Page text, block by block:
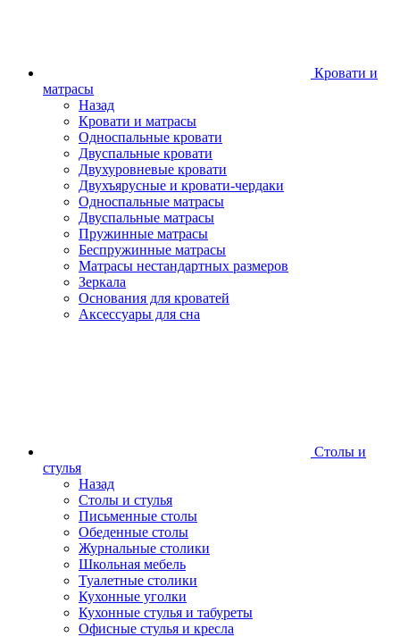
Кровати и
матрасы
Назад
Кровати и матрасы
Односпальные кровати
Двуспальные кровати
Двухуровневые кровати
Двухъярусные и кровати-чердаки
Односпальные матрасы
Двуспальные матрасы
Пружинные матрасы
Беспружинные матрасы
Матрасы нестандартных размеров
Зеркала
Основания для кроватей
Аксессуары для сна
Столы и
стулья
Назад
Столы и стулья
Письменные столы
Обеденные столы
Журнальные столики
Школьная мебель
Туалетные столики
Кухонные уголки
Кухонные стулья и табуреты
Офисные стулья и кресла